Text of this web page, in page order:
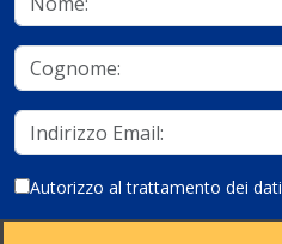
Autorizzo al trattamento dei dati